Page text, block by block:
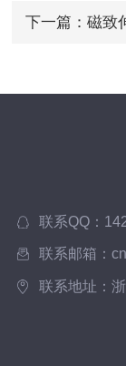
下一篇： 磁致
联系QQ：
联系邮箱：
联系地址：